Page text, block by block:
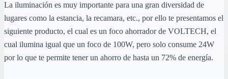
La iluminación es muy importante para una gran diversidad de
lugares como la estancia, la recamara, etc., por ello te presentamos el
siguiente producto, el cual es un foco ahorrador de VOLTECH, el
cual ilumina igual que un foco de 100W, pero solo consume 24W
por lo que te permite tener un ahorro de hasta un 72% de energía.